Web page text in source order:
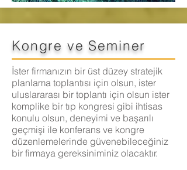
Kongre ve Seminer
İster firmanızın bir üst düzey stratejik
planlama toplantısı için olsun, ister
uluslararası bir toplantı için olsun ister
komplike bir tıp kongresi gibi ihtisas
konulu olsun, deneyimi ve başarılı
geçmişi ile konferans ve kongre
düzenlemelerinde güvenebileceğiniz
bir firmaya gereksiniminiz olacaktır.